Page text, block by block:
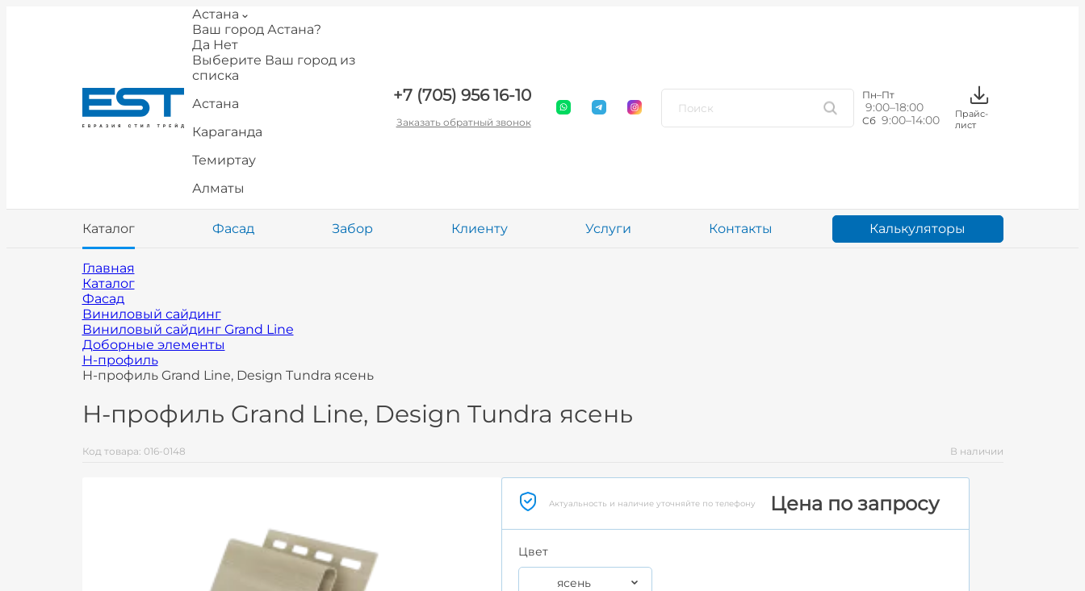
Астана
Ваш город Астана?
Да Нет
Выберите Ваш город из
списка
Астана
Караганда
Темиртау
Алматы
+7 (705) 956 16-10
Заказать обратный звонок
Пн–Пт
9:00–18:00
Сб 9:00–14:00
Прайс-
лист
Каталог Фасад Забор Клиенту Услуги Контакты Калькуляторы
Главная
Каталог
Фасад
Виниловый сайдинг
Виниловый сайдинг Grand Line
Доборные элементы
H-профиль
H-профиль Grand Line, Design Tundra ясень
H-профиль Grand Line, Design Tundra ясень
Код товара: 016-0148 В наличии
Актуальность и наличие уточняйте по телефону Цена по запросу
Цвет
ясень